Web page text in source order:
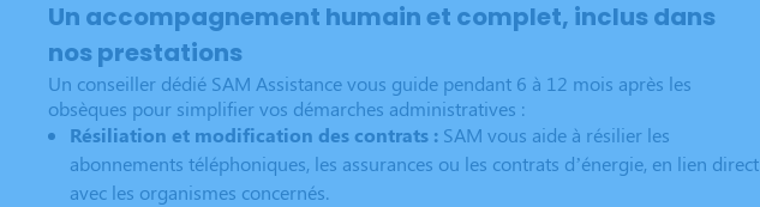
Un accompagnement humain et complet, inclus dans
nos prestations
Un conseiller dédié SAM Assistance vous guide pendant 6 à 12 mois après les
obsèques pour simplifier vos démarches administratives :
Résiliation et modification des contrats : SAM vous aide à résilier les
abonnements téléphoniques, les assurances ou les contrats d’énergie, en lien direct
avec les organismes concernés.